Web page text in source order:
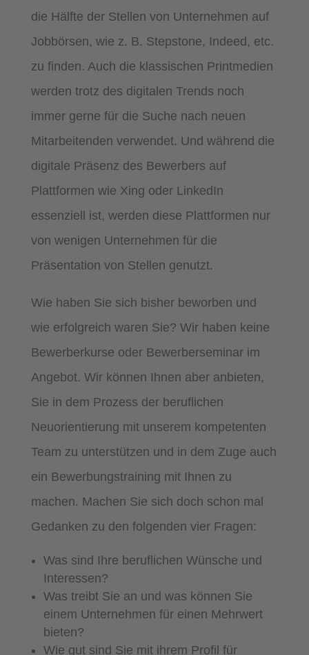
die Hälfte der Stellen von Unternehmen auf
Jobbörsen, wie z. B. Stepstone, Indeed, etc.
zu finden. Auch die klassischen Printmedien
werden trotz des digitalen Trends noch
immer gerne für die Suche nach neuen
Mitarbeitenden verwendet. Und während die
digitale Präsenz des Bewerbers auf
Plattformen wie Xing oder LinkedIn
essenziell ist, werden diese Plattformen nur
von wenigen Unternehmen für die
Präsentation von Stellen genutzt.
Wie haben Sie sich bisher beworben und
wie erfolgreich waren Sie? Wir haben keine
Bewerberkurse oder Bewerberseminar im
Angebot. Wir können Ihnen aber anbieten,
Sie in dem Prozess der beruflichen
Neuorientierung mit unserem kompetenten
Team zu unterstützen und in dem Zuge auch
ein Bewerbungstraining mit Ihnen zu
machen. Machen Sie sich doch schon mal
Gedanken zu den folgenden vier Fragen:
Was sind Ihre beruflichen Wünsche und
Interessen?
Was treibt Sie an und was können Sie
einem Unternehmen für einen Mehrwert
bieten?
Wie gut sind Sie mit ihrem Profil für